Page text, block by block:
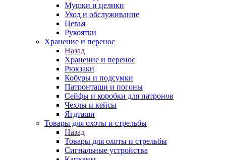
Мушки и целики
Уход и обслуживание
Цевья
Рукоятки
Хранение и перенос
Назад
Хранение и перенос
Рюкзаки
Кобуры и подсумки
Патронташи и погоны
Сейфы и коробки для патронов
Чехлы и кейсы
Ягдташи
Товары для охоты и стрельбы
Назад
Товары для охоты и стрельбы
Сигнальные устройства